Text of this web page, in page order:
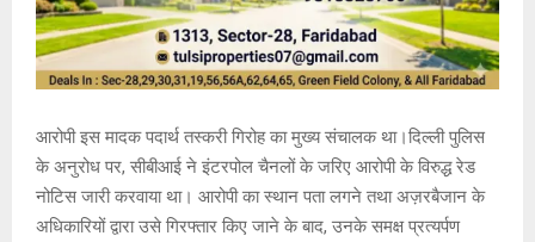
आरोपी इस मादक पदार्थ तस्करी गिरोह का मुख्य संचालक था।दिल्ली पुलिस
के अनुरोध पर, सीबीआई ने इंटरपोल चैनलों के जरिए आरोपी के विरुद्ध रेड
नोटिस जारी करवाया था। आरोपी का स्थान पता लगने तथा अज़रबैजान के
अधिकारियों द्वारा उसे गिरफ्तार किए जाने के बाद, उनके समक्ष प्रत्यर्पण